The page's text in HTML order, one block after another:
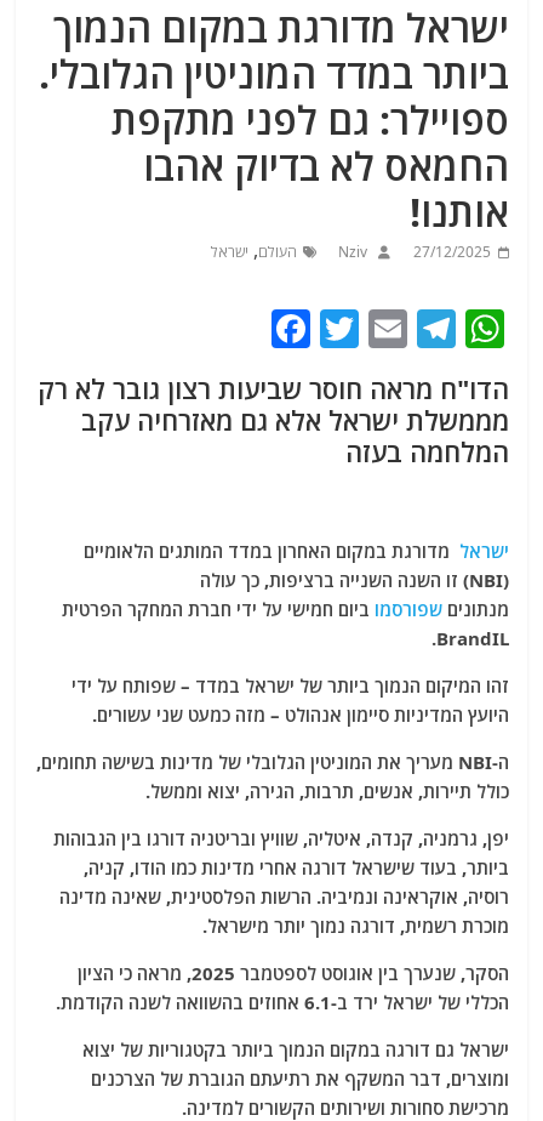
ישראל מדורגת במקום הנמוך
ביותר במדד המוניטין הגלובלי.
ספויילר: גם לפני מתקפת
החמאס לא בדיוק אהבו
אותנו!
27/12/2025
Nziv העולם, ישראל
W
h
at
s
p
T
e
g
E
ai
l
T
itt
er
c
e
o
k
הדו"ח מראה חוסר שביעות רצון גובר לא רק
מממשלת ישראל אלא גם מאזרחיה עקב
המלחמה בעזה
ישראל מדורגת במקום האחרון במדד המותגים הלאומיים
(NBI) זו השנה השנייה ברציפות, כך עולה
מנתוניםשפורסמו ביום חמישי על ידי חברת המחקר הפרטית
BrandIL.
זהו המיקום הנמוך ביותר של ישראל במדד – שפותח על ידי
היועץ המדיניות סיימון אנהולט – מזה כמעט שני עשורים.
ה-NBI מעריך את המוניטין הגלובלי של מדינות בשישה תחומים,
כולל תיירות, אנשים, תרבות, הגירה, יצוא וממשל.
יפן, גרמניה, קנדה, איטליה, שוויץ ובריטניה דורגו בין הגבוהות
ביותר, בעוד שישראל דורגה אחרי מדינות כמו הודו, קניה,
רוסיה, אוקראינה ונמיביה. הרשות הפלסטינית, שאינה מדינה
מוכרת רשמית, דורגה נמוך יותר מישראל.
הסקר, שנערך בין אוגוסט לספטמבר 2025, מראה כי הציון
הכללי של ישראל ירד ב-6.1 אחוזים בהשוואה לשנה הקודמת.
ישראל גם דורגה במקום הנמוך ביותר בקטגוריות של יצוא
ומוצרים, דבר המשקף את רתיעתם הגוברת של הצרכנים
מרכישת סחורות ושירותים הקשורים למדינה.